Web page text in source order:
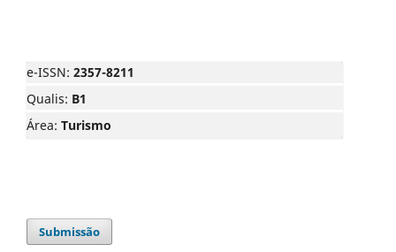
e-ISSN: 2357-8211
Qualis: B1
Área: Turismo
Submissão